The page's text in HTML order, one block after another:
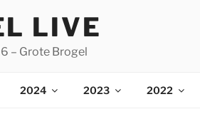
LIVE
– Grote Brogel
2024 2023 2022